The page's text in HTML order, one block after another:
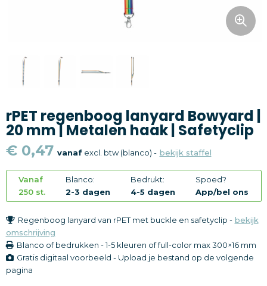
Kantoorartikelen
Gadgets
Textiel
Merken
rPET regenboog lanyard Bowyard |
20 mm | Metalen haak | Safetyclip
€ 0,47 vanafexcl. btw (blanco) - bekijk staffel
Vanaf
250 st.
Blanco:
2-3 dagen
Bedrukt:
4-5 dagen
Spoed?
App/bel ons
Regenboog lanyard van rPET met buckle en safetyclip -bekijk
omschrijving
Blanco of bedrukken -1-5 kleuren of full-color max 300×16 mm
Gratis digitaal voorbeeld - Upload je bestand op de volgende
pagina